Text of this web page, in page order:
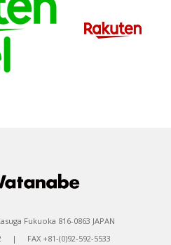
Fukuoka 816-0863 JAPAN
| FAX +81-(0)92-592-5533